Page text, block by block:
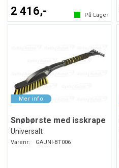
2 416,- På Lager
Snøbørste med isskrape
Universalt
Varenr: GAUNI-BT006